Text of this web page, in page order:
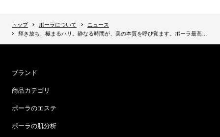
トップ ポーラについて
ニュース
輝き放ち、極まるハリ。静なる時間が、美の本質を呼び覚ます。ポーラ最高峰の美容液が進化 『B.A グランラグゼ Ⅳ』誕生
ブランド
商品カテゴリ
ポーラのエステ
ポーラの肌分析